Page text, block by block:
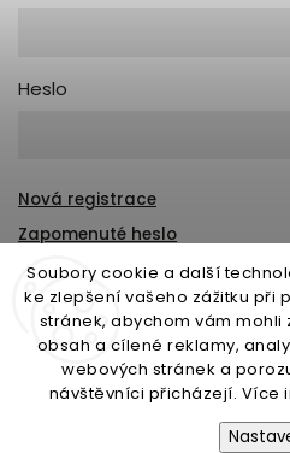
Soubory cookie a další
ke zlepšení vašeho zážitku při
stránek, abychom vám
obsah a cílené reklamy,
webových stránek a
návštěvníci přicházejí. Více
Heslo
Nová registrace
Zapomenuté heslo
open-gate.sk